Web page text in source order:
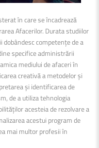
în care se încadrează
Afacerilor. Durata studiilor
dobândesc competențe de a
specifice administrării
mediului de afaceri în
creativă a metodelor şi
şi identificarea de
de a utiliza tehnologia
acesteia de rezolvare a
acestui program de
mai multor profesii în